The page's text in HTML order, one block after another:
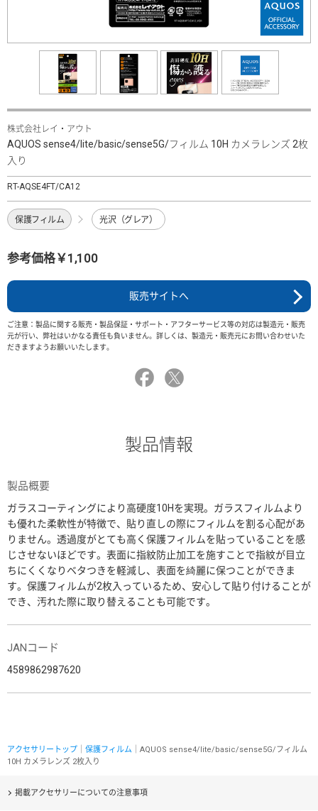
株式会社レイ・アウト
AQUOS sense4/lite/basic/sense5G/フィルム 10H カメラレンズ 2枚
入り
RT-AQSE4FT/CA12
保護フィルム 光沢（グレア）
参考価格￥1,100
販売サイトへ
ご注意：製品に関する販売・製品保証・サポート・アフターサービス等の対応は製造元・販売
元が行い、弊社はいかなる責任も負いません。詳しくは、製造元・販売元にお問い合わせいた
だきますようお願いいたします。
製品情報
製品概要
ガラスコーティングにより高硬度10Hを実現。ガラスフィルムより
も優れた柔軟性が特徴で、貼り直しの際にフィルムを割る心配があ
りません。透過度がとても高く保護フィルムを貼っていることを感
じさせないほどです。表面に指紋防止加工を施すことで指紋が目立
ちにくくなりベタつきを軽減し、表面を綺麗に保つことができま
す。保護フィルムが2枚入っているため、安心して貼り付けることが
でき、汚れた際に取り替えることも可能です。
JANコード
4589862987620
アクセサリートップ 保護フィルム ｜AQUOS sense4/lite/basic/sense5G/フィルム
10H カメラレンズ 2枚入り
掲載アクセサリーについての注意事項